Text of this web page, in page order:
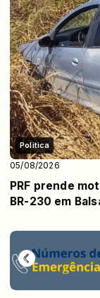
Politica
05/08/2026
PRF prende
BR-230 em